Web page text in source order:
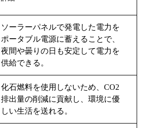
ソーラーパネルで発電した電力を
ポータブル電源に蓄えることで、
夜間や曇りの日も安定して電力を
供給できる。
化石燃料を使用しないため、CO2
排出量の削減に貢献し、環境に優
しい生活を送れる。